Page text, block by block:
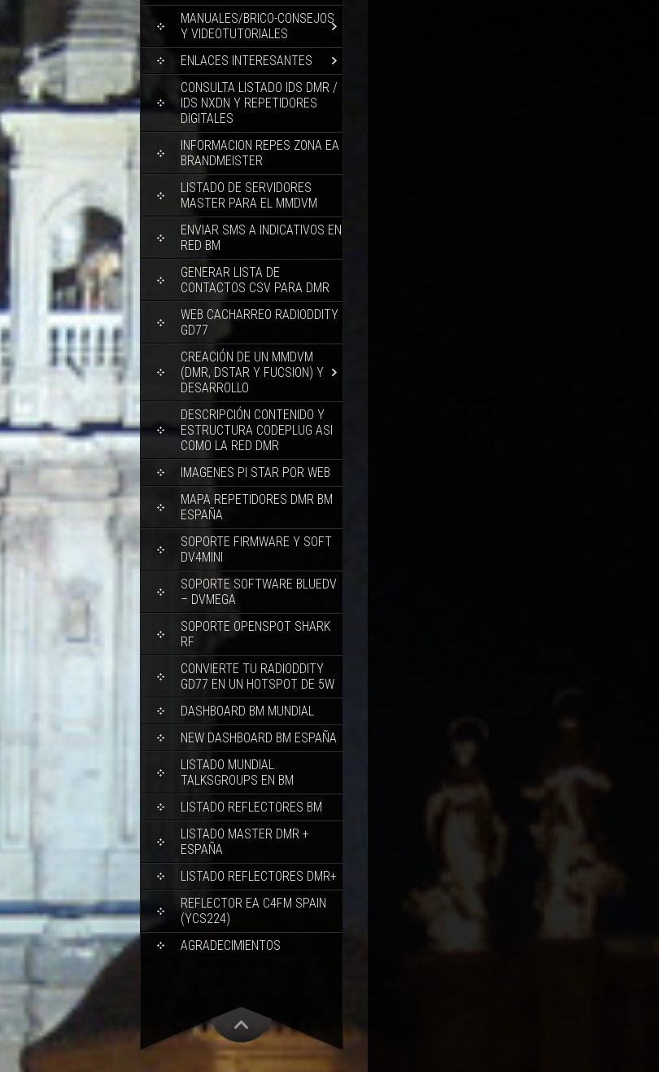
MANUALES/BRICO-CONSEJOS
Y VIDEOTUTORIALES
ENLACES INTERESANTES
CONSULTA LISTADO IDS DMR /
IDS NXDN Y REPETIDORES
DIGITALES
INFORMACION REPES ZONA EA
BRANDMEISTER
LISTADO DE SERVIDORES
MASTER PARA EL MMDVM
ENVIAR SMS A INDICATIVOS EN
RED BM
GENERAR LISTA DE
CONTACTOS CSV PARA DMR
WEB CACHARREO RADIODDITY
GD77
CREACIÓN DE UN MMDVM
(DMR, DSTAR Y FUCSION) Y
DESARROLLO
DESCRIPCIÓN CONTENIDO Y
ESTRUCTURA CODEPLUG ASI
COMO LA RED DMR
IMAGENES PI STAR POR WEB
MAPA REPETIDORES DMR BM
ESPAÑA
SOPORTE FIRMWARE Y SOFT
DV4MINI
SOPORTE SOFTWARE BLUEDV
– DVMEGA
SOPORTE OPENSPOT SHARK
RF
CONVIERTE TU RADIODDITY
GD77 EN UN HOTSPOT DE 5W
DASHBOARD BM MUNDIAL
NEW DASHBOARD BM ESPAÑA
LISTADO MUNDIAL
TALKSGROUPS EN BM
LISTADO REFLECTORES BM
LISTADO MASTER DMR +
ESPAÑA
LISTADO REFLECTORES DMR+
REFLECTOR EA C4FM SPAIN
(YCS224)
AGRADECIMIENTOS